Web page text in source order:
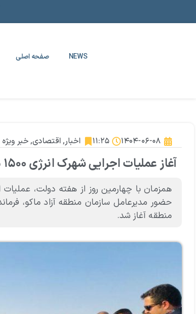
NEWS صفحه اصلی
۱۴۰۴-۰۶-۰۸ ۱۱:۲۵ اخبار, اقتصادی,خبر ویژه
آغاز عملیات اجرایی شهرک انرژی ۱۵۰۰ مگاواتی در منطقه آزاد ماکو
حضور مدیرعامل سازمان منطقه آزاد ماکو،
منطقه آغاز شد.